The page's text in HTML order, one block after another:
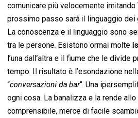
comunicare più velocemente imitando
prossimo passo sarà il linguaggio dei
La conoscenza e il linguaggio sono
tra le persone. Esistono ormai molte
l’una dall’altra e il fiume che le divide
tempo. Il risultato è l’esondazione
“conversazioni da bar“. Una
ogni cosa. La banalizza e la rende
comprensibile, merce di facile